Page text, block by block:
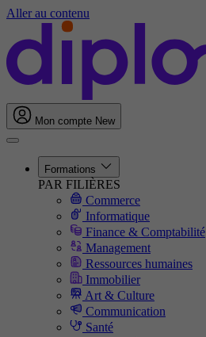
Aller au contenu
Mon compte New
Formations
PAR FILIÈRES
Commerce
Informatique
Finance & Comptabilité
Management
Ressources humaines
Immobilier
Art & Culture
Communication
Santé